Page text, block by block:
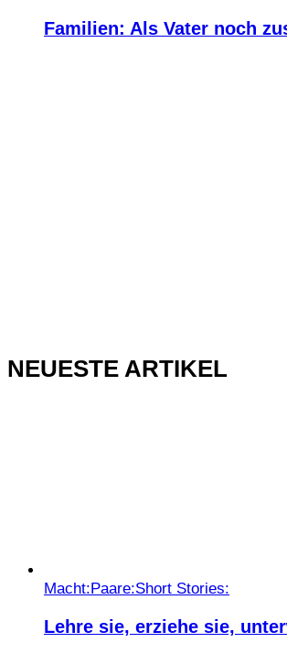
Familien: Als Vater noch
NEUESTE ARTIKEL
Macht:Paare:Short Stories:
Lehre sie, erziehe sie,